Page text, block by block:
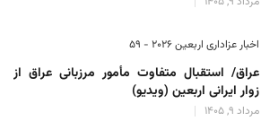
اخبار عزاداری اربعین ۲۰۲۶ - 59
عراق/ استقبال متفاوت مأمور مرزبانی عراق از
زوار ایرانی اربعین (ویدیو)
مرداد 9, 1405